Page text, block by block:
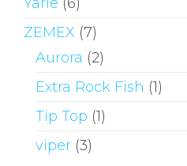
ZEMEX (7)
Aurora (2)
Extra Rock Fish (1)
Tip Top (1)
viper (3)